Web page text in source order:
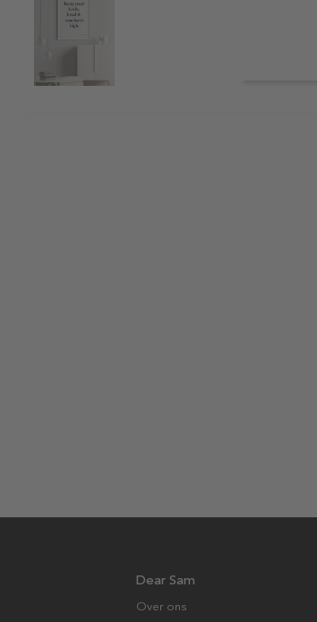
Dear Sam
Over ons